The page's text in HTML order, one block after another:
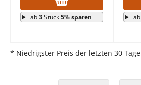
ab3Stück5% sparen ab
* Niedrigster Preis der letzten 30 Tage